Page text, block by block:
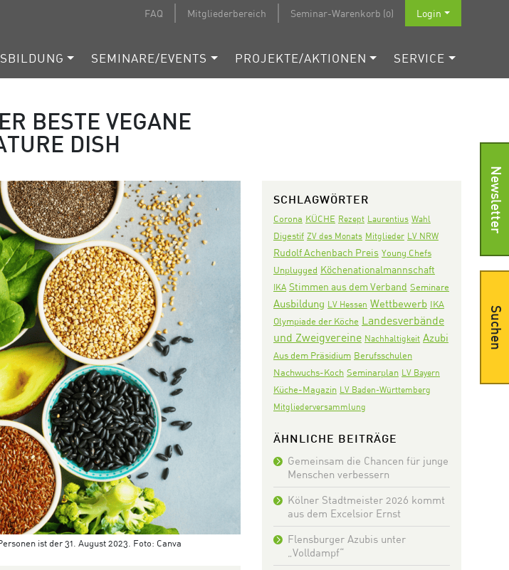
FAQ Mitgliederbereich Seminar-Warenkorb (0) Login
SEMINARE/EVENTS PROJEKTE/AKTIONEN SERVICE
BESTE VEGANE
DISH
ist der 31. August 2023. Foto: Canva
SCHLAGWÖRTER
Corona KÜCHE Rezept Laurentius Wahl
Digestif ZV des Monats Mitglieder LV NRW
Rudolf Achenbach Preis Young Chefs
Unplugged Köchenationalmannschaft
IKA Stimmen aus dem Verband Seminare
Ausbildung LV Hessen Wettbewerb IKA
Olympiade der Köche Landesverbände
und Zweigvereine Nachhaltigkeit Azubi
Aus dem Präsidium Berufsschulen
Nachwuchs-Koch Seminarplan LV Bayern
Küche-Magazin LV Baden-Württemberg
Mitgliederversammlung
ÄHNLICHE BEITRÄGE
Gemeinsam die Chancen für junge
Menschen verbessern
Kölner Stadtmeister 2026 kommt
aus dem Excelsior Ernst
Flensburger Azubis unter
„Volldampf“
Newsletter
Suchen